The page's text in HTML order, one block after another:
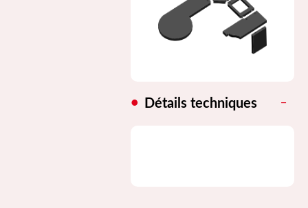
Détails techniques